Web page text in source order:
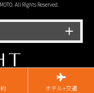
ホテル+交通
All Rights Reserved.